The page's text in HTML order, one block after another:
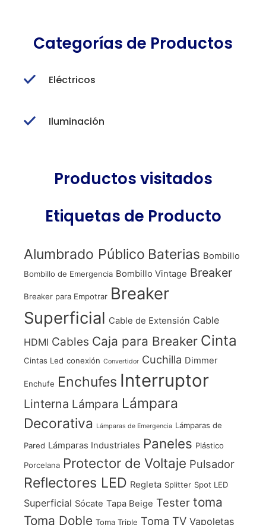
Categorías de Productos
Eléctricos
Iluminación
Productos visitados
Etiquetas de Producto
Alumbrado Público Baterias Bombillo
Bombillo de Emergencia Bombillo Vintage Breaker
Breaker para Empotrar Breaker
Superficial Cable de Extensión Cable
HDMI Cables Caja para Breaker Cinta
Cintas Led conexión Convertidor Cuchilla Dimmer
Enchufe Enchufes Interruptor
Linterna Lámpara Lámpara
Decorativa
Lámparas de Emergencia Lámparas de
Pared Lámparas Industriales Paneles Plástico
Porcelana Protector de Voltaje Pulsador
Reflectores LED Regleta Splitter Spot LED
Superficial Sócate Tapa Beige Tester toma
Toma Doble Toma Triple Toma TV Vapoletas